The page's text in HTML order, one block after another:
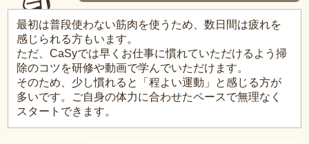
最初は普段使わない筋肉を使うため、数日間は疲れを
感じられる方もいます。
ただ、CaSyでは早くお仕事に慣れていただけるよう掃
除のコツを研修や動画で学んでいただけます。
そのため、少し慣れると「程よい運動」と感じる方が
多いです。ご自身の体力に合わせたペースで無理なく
スタートできます。